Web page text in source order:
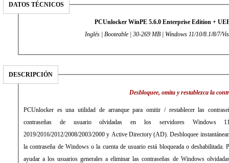
DATOS TÉCNICOS
PCUnlocker WinPE 5.6.0 Enterprise Edition +
Inglés | Booteable | 30-269 MB | Windows 11/10/8.1/8/7/
DESCRIPCIÓN
Desbloquee, omita y restablezca la
PCUnlocker es una utilidad de arranque para omitir / restablecer las
contraseñas de usuario olvidadas en los servidores Windows
2019/2016/2012/2008/2003/2000 y Active Directory (AD). Desbloquee
la contraseña de Windows o la cuenta de usuario está bloqueada o deshabilitada.
ayudar a los usuarios generales a eliminar las contraseñas de Windows